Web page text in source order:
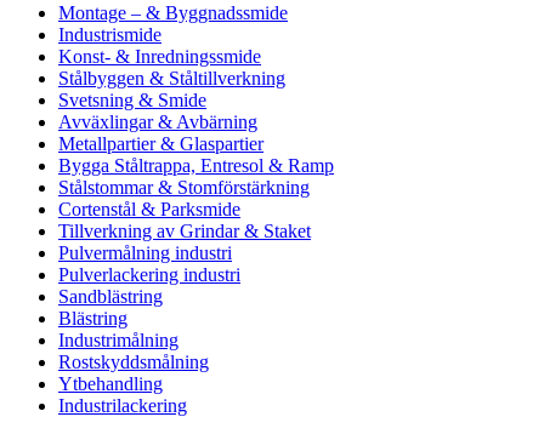
Montage – & Byggnadssmide
Industrismide
Konst- & Inredningssmide
Stålbyggen & Ståltillverkning
Svetsning & Smide
Avväxlingar & Avbärning
Metallpartier & Glaspartier
Bygga Ståltrappa, Entresol & Ramp
Stålstommar & Stomförstärkning
Cortenstål & Parksmide
Tillverkning av Grindar & Staket
Pulvermålning industri
Pulverlackering industri
Sandblästring
Blästring
Industrimålning
Rostskyddsmålning
Ytbehandling
Industrilackering